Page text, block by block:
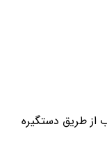
از طریق دستگیره